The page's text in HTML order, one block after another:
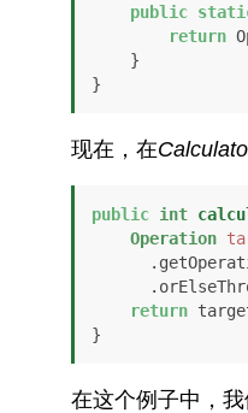
public
return
}
现在，在
public int
Operation
return
}
在这个例子中，